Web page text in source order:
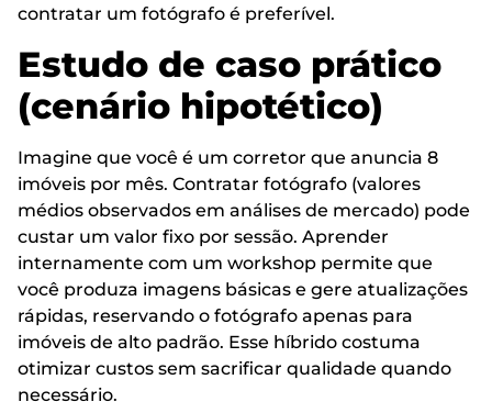
contratar um fotógrafo é preferível.
Estudo de caso prático
(cenário hipotético)
Imagine que você é um corretor que anuncia 8
imóveis por mês. Contratar fotógrafo (valores
médios observados em análises de mercado) pode
custar um valor fixo por sessão. Aprender
internamente com um workshop permite que
você produza imagens básicas e gere atualizações
rápidas, reservando o fotógrafo apenas para
imóveis de alto padrão. Esse híbrido costuma
otimizar custos sem sacrificar qualidade quando
necessário.